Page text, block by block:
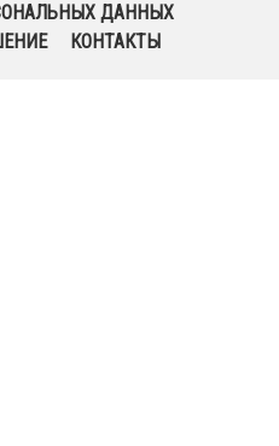
ДАННЫХ
КОНТАКТЫ